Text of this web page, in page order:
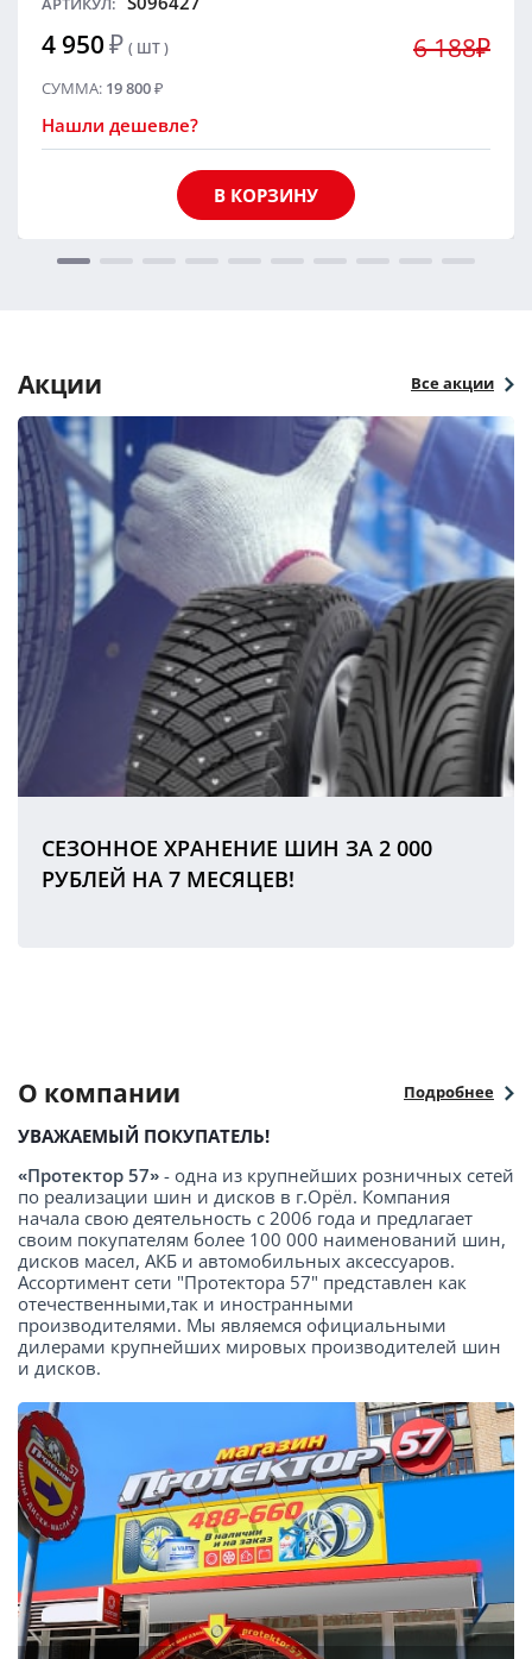
4 950₽ ( ШТ ) 6 188₽
СУММА: 19 800₽
Нашли дешевле?
В КОРЗИНУ
Акции Все акции
СЕЗОННОЕ ХРАНЕНИЕ ШИН ЗА 2 000
РУБЛЕЙ НА 7 МЕСЯЦЕВ!
О компании Подробнее
УВАЖАЕМЫЙ ПОКУПАТЕЛЬ!
«Протектор 57» - одна из крупнейших розничных сетей
по реализации шин и дисков в г.Орёл. Компания
начала свою деятельность с 2006 года и предлагает
своим покупателям более 100 000 наименований шин,
дисков масел, АКБ и автомобильных аксессуаров.
Ассортимент сети "Протектора 57" представлен как
отечественными,так и иностранными
производителями. Мы являемся официальными
дилерами крупнейших мировых производителей шин
и дисков.